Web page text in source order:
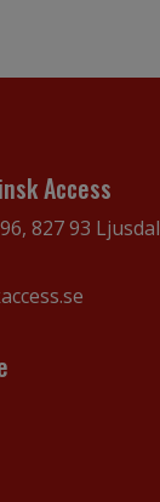
Access
827 93 Ljusdal